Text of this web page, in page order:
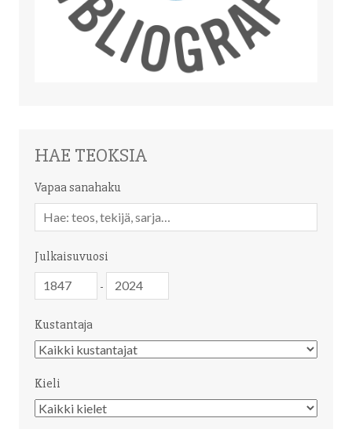
HAE TEOKSIA
Vapaa sanahaku
sanahaku
Julkaisuvuosi
-
Kustantaja
Kustantaja
Kieli
Kieli